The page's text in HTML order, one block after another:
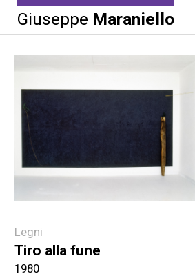
Giuseppe Maraniello
Legni
Tiro alla fune
1980